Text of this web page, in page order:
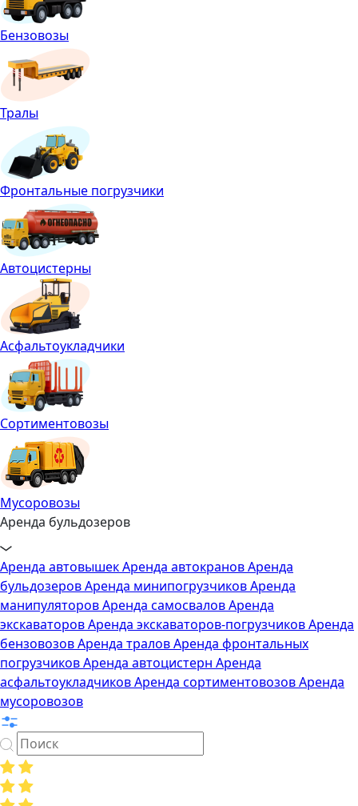
Бензовозы
Тралы
Фронтальные погрузчики
Автоцистерны
Асфальтоукладчики
Сортиментовозы
Мусоровозы
Аренда бульдозеров
Аренда автовышекАренда автокрановАренда
бульдозеровАренда минипогрузчиковАренда
манипуляторовАренда самосваловАренда
экскаваторовАренда экскаваторов-погрузчиковАренда
бензовозовАренда траловАренда фронтальных
погрузчиковАренда автоцистерн Аренда
асфальтоукладчиковАренда сортиментовозовАренда
мусоровозов